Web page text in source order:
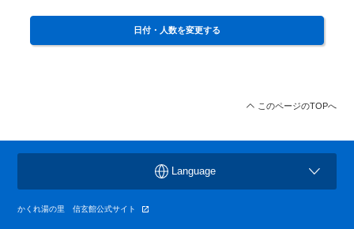
日付・人数を変更する
このページのTOPへ
かくれ湯の里 信玄館公式サイト
Language